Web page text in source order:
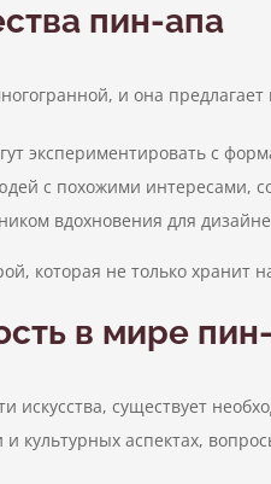
пин-апа
и она
экспериментировать с
с похожими интересами,
вдохновения для
которая не только хранит
в мире
искусства, существует
культурных аспектах,